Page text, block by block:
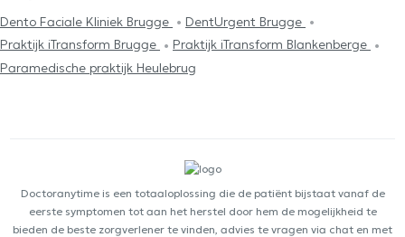
Dento Faciale Kliniek Brugge
DentUrgent Brugge
Praktijk iTransform Brugge
Praktijk iTransform Blankenberge
Paramedische praktijk Heulebrug
Doctoranytime is een totaaloplossing die de patiënt bijstaat vanaf de
eerste symptomen tot aan het herstel door hem de mogelijkheid te
bieden de beste zorgverlener te vinden, advies te vragen via chat en met